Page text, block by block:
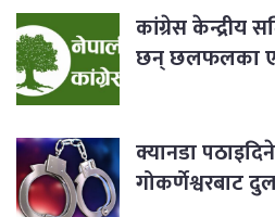
कांग्रेस केन्द्रीय
छन् छलफलका
क्यानडा
गोकर्णेश्वरबाट